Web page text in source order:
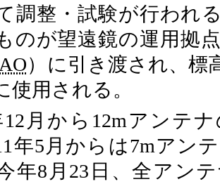
調整・試験が行われ
のが望遠鏡の運用拠
）に引き渡され、標
使用される。
12月から12mアンテ
年5月からは7mアン
年8月23日、全アン